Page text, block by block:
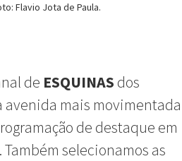
Flavio Jota de Paula.
de ESQUINAS dos
mais movimentada
de destaque em
selecionamos as